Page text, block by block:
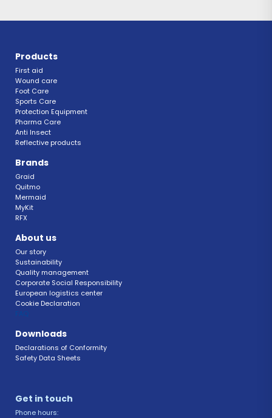
Products
First aid
Wound care
Foot Care
Sports Care
Protection Equipment
Pharma Care
Anti Insect
Reflective products
Brands
Graid
Quitmo
Mermaid
MyKit
RFX
About us
Our story
Sustainability
Quality management
Corporate Social Responsibility
European logistics center
Cookie Declaration
FAQ
Downloads
Declarations of Conformity
Safety Data Sheets
Get in touch
Phone hours: